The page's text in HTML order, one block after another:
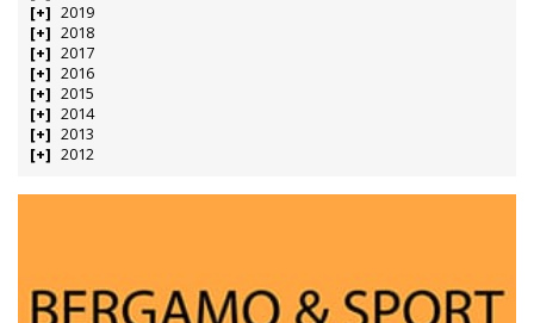
2019
2018
2017
2016
2015
2014
2013
2012